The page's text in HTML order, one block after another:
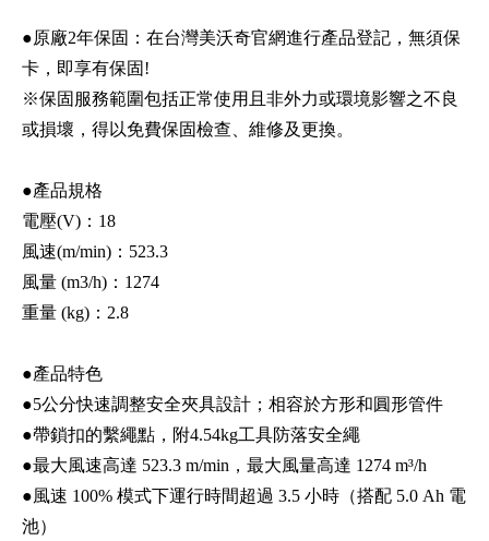
●原廠2年保固：在台灣美沃奇官網進行產品登記，無須保
卡，即享有保固!
※保固服務範圍包括正常使用且非外力或環境影響之不良
或損壞，得以免費保固檢查、維修及更換。
●產品規格
電壓(V)：18
風速(m/min)：523.3
風量 (m3/h)：1274
重量 (kg)：2.8
●產品特色
●5公分快速調整安全夾具設計；相容於方形和圓形管件
●帶鎖扣的繫繩點，附4.54kg工具防落安全繩
●最大風速高達 523.3 m/min，最大風量高達 1274 m³/h
●風速 100% 模式下運行時間超過 3.5 小時（搭配 5.0 Ah 電
池）